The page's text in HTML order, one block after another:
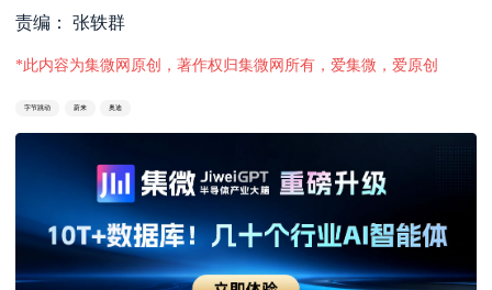
责编： 张轶群
*此内容为集微网原创，著作权归集微网所有，爱集微，爱原创
字节跳动 蔚来 奥迪